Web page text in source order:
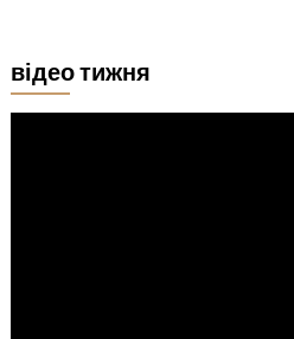
відео тижня